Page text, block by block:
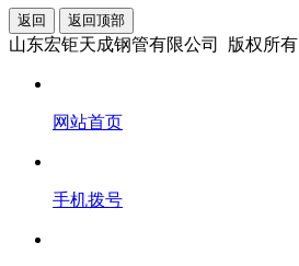
返回 返回顶部
山东宏钜天成钢管有限公司 版权所有
网站首页
手机拨号